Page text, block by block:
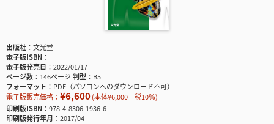
出版社
文光堂
電子版ISBN
電子版発売日
2022/01/17
ページ数
146ページ判型
B5
フォーマット
PDF（パソコンへのダウンロード不可）
電子版販売価格： ¥6,600(本体¥6,000＋税10％)
印刷版ISBN
978-4-8306-1936-6
印刷版発行年月
2017/04